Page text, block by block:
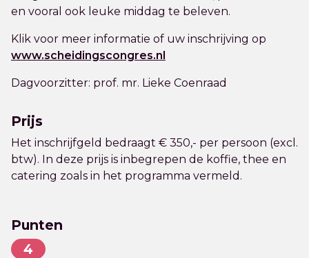
en vooral ook leuke middag te beleven.
Klik voor meer informatie of uw inschrijving op
www.scheidingscongres.nl
Dagvoorzitter: prof. mr. Lieke Coenraad
Prijs
Het inschrijfgeld bedraagt € 350,- per persoon (excl.
btw). In deze prijs is inbegrepen de koffie, thee en
catering zoals in het programma vermeld.
Punten
4